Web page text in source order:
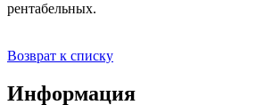
рентабельных.
Возврат к списку
Информация